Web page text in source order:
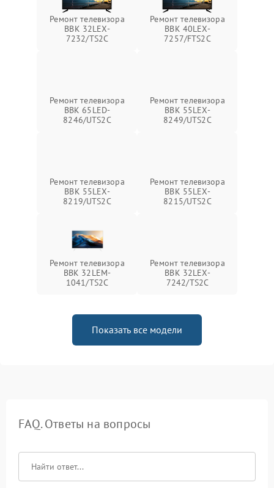
Ремонт телевизора
BBK 32LEX-
7232/TS2C
Ремонт телевизора
BBK 40LEX-
7257/FTS2C
Ремонт телевизора
BBK 65LED-
8246/UTS2C
Ремонт телевизора
BBK 55LEX-
8249/UTS2C
Ремонт телевизора
BBK 55LEX-
8219/UTS2C
Ремонт телевизора
BBK 55LEX-
8215/UTS2C
Ремонт телевизора
BBK 32LEM-
1041/TS2C
Ремонт телевизора
BBK 32LEX-
7242/TS2C
Показать все модели
FAQ. Ответы на вопросы